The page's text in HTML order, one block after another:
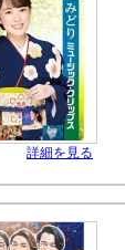
詳細を見る